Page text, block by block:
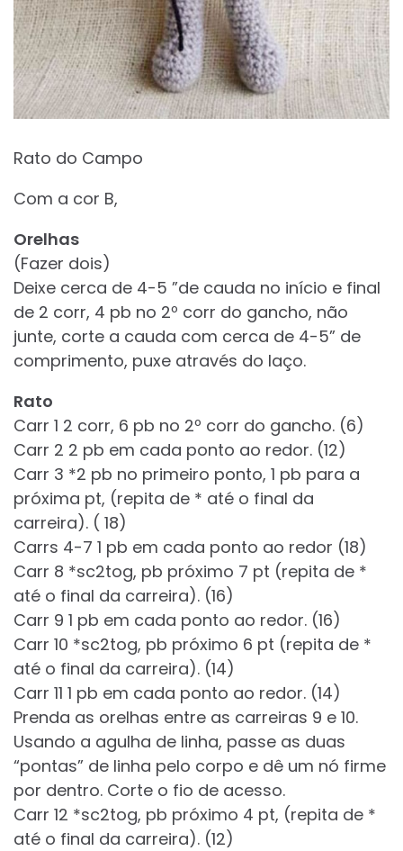
Rato do Campo
Com a cor B,
Orelhas
(Fazer dois)
Deixe cerca de 4-5 ”de cauda no início e final
de 2 corr, 4 pb no 2º corr do gancho, não
junte, corte a cauda com cerca de 4-5” de
comprimento, puxe através do laço.
Rato
Carr 1 2 corr, 6 pb no 2º corr do gancho. (6)
Carr 2 2 pb em cada ponto ao redor. (12)
Carr 3 *2 pb no primeiro ponto, 1 pb para a
próxima pt, (repita de * até o final da
carreira). ( 18)
Carrs 4-7 1 pb em cada ponto ao redor (18)
Carr 8 *sc2tog, pb próximo 7 pt (repita de *
até o final da carreira). (16)
Carr 9 1 pb em cada ponto ao redor. (16)
Carr 10 *sc2tog, pb próximo 6 pt (repita de *
até o final da carreira). (14)
Carr 11 1 pb em cada ponto ao redor. (14)
Prenda as orelhas entre as carreiras 9 e 10.
Usando a agulha de linha, passe as duas
“pontas” de linha pelo corpo e dê um nó firme
por dentro. Corte o fio de acesso.
Carr 12 *sc2tog, pb próximo 4 pt, (repita de *
até o final da carreira). (12)